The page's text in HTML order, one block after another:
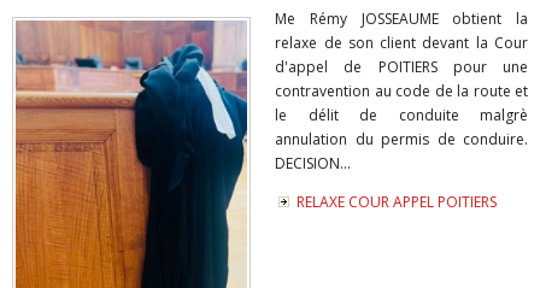
Me Rémy JOSSEAUME obtient la
relaxe de son client devant la Cour
d'appel de POITIERS pour une
contravention au code de la route et
le délit de conduite malgrè
annulation du permis de conduire.
DECISION...
RELAXE COUR APPEL POITIERS